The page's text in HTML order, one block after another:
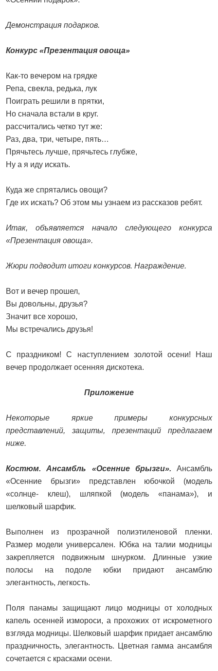
Демонстрация подарков.
Конкурс «Презентация овоща»
Как-то вечером на грядке
Репа, свекла, редька, лук
Поиграть решили в прятки,
Но сначала встали в круг.
рассчитались четко тут же:
Раз, два, три, четыре, пять…
Прячьтесь лучше, прячьтесь глубже,
Ну а я иду искать.
Куда же спрятались овощи?
Где их искать? Об этом мы узнаем из рассказов ребят.
Итак, объявляется начало следующего конкурса
«Презентация овоща».
Жюри подводит итоги конкурсов. Награждение.
Вот и вечер прошел,
Вы довольны, друзья?
Значит все хорошо,
Мы встречались друзья!
С праздником! С наступлением золотой осени! Наш
вечер продолжает осенняя дискотека.
Приложение
Некоторые яркие примеры конкурсных
представлений, защиты, презентаций предлагаем
ниже.
Костюм. Ансамбль «Осенние брызги». Ансамбль
«Осенние брызги» представлен юбочкой (модель
«солнце- клеш), шляпкой (модель «панама»), и
шелковый шарфик.
Выполнен из прозрачной полиэтиленовой пленки.
Размер модели универсален. Юбка на талии модницы
закрепляется подвижным шнурком. Длинные узкие
полосы на подоле юбки придают ансамблю
элегантность, легкость.
Поля панамы защищают лицо модницы от холодных
капель осенней измороси, а прохожих от искрометного
взгляда модницы. Шелковый шарфик придает ансамблю
праздничность, элегантность. Цветная гамма ансамбля
сочетается с красками осени.